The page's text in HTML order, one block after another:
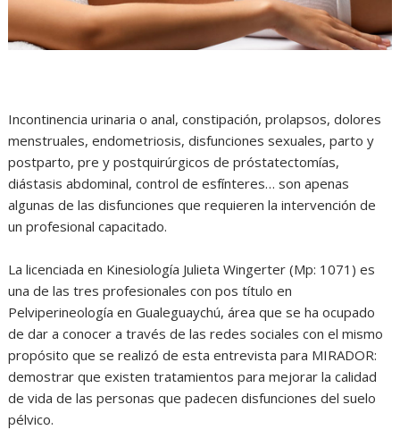
Incontinencia urinaria o anal, constipación, prolapsos, dolores
menstruales, endometriosis, disfunciones sexuales, parto y
postparto, pre y postquirúrgicos de próstatectomías,
diástasis abdominal, control de esfínteres… son apenas
algunas de las disfunciones que requieren la intervención de
un profesional capacitado.
La licenciada en Kinesiología Julieta Wingerter (Mp: 1071) es
una de las tres profesionales con pos título en
Pelviperineología en Gualeguaychú, área que se ha ocupado
de dar a conocer a través de las redes sociales con el mismo
propósito que se realizó de esta entrevista para MIRADOR:
demostrar que existen tratamientos para mejorar la calidad
de vida de las personas que padecen disfunciones del suelo
pélvico.